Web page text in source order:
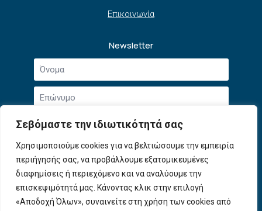
Σεβόμαστε την ιδιωτικότητά σας
Χρησιμοποιούμε cookies για να βελτιώσουμε την εμπειρία
περιήγησής σας, να προβάλλουμε εξατομικευμένες
διαφημίσεις ή περιεχόμενο και να αναλύουμε την
επισκεψιμότητά μας. Κάνοντας κλικ στην επιλογή
«Αποδοχή Όλων», συναινείτε στη χρήση των cookies από
Επικοινωνία
Newsletter
Όνομα
Επώνυμο
Email
*
Αποδοχή
όρων
χρήσης
*
Συμφωνώ με την Πολιτική Απορρήτουκαι τους
Όρους Χρήσης.
Εγγραφή